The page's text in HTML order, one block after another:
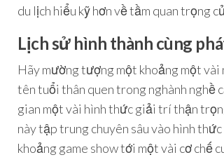
du lịch hiểu kỹ hơn về tầm quan trọng
Lịch sử hình thành cùng
Hãy mường tượng một khoảng một
tên tuổi thân quen trong nghành nghề
gian một vài hình thức giải trí thận
này tập trung chuyên sâu vào hình
khoảng game show tới một vài cơ chế